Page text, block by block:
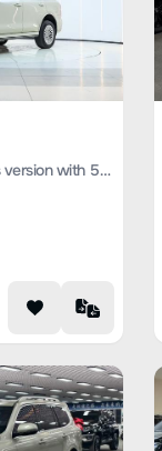
Tank 500 2022 business version with 5 seats